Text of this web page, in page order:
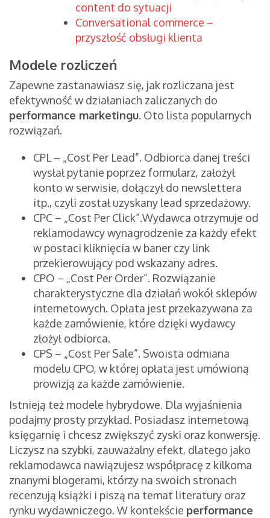
content do sytuacji
Conversational commerce –
przyszłość obsługi klienta
Modele rozliczeń
Zapewne zastanawiasz się, jak rozliczana jest
efektywność w działaniach zaliczanych do
performance marketingu. Oto lista popularnych
rozwiązań.
CPL – „Cost Per Lead”. Odbiorca danej treści
wysłał pytanie poprzez formularz, założył
konto w serwisie, dołączył do newslettera
itp., czyli został uzyskany lead sprzedażowy.
CPC – „Cost Per Click”.Wydawca otrzymuje od
reklamodawcy wynagrodzenie za każdy efekt
w postaci kliknięcia w baner czy link
przekierowujący pod wskazany adres.
CPO – „Cost Per Order”. Rozwiązanie
charakterystyczne dla działań wokół sklepów
internetowych. Opłata jest przekazywana za
każde zamówienie, które dzięki wydawcy
złożył odbiorca.
CPS – „Cost Per Sale”. Swoista odmiana
modelu CPO, w której opłata jest umówioną
prowizją za każde zamówienie.
Istnieją też modele hybrydowe. Dla wyjaśnienia
podajmy prosty przykład. Posiadasz internetową
księgarnię i chcesz zwiększyć zyski oraz konwersję.
Liczysz na szybki, zauważalny efekt, dlatego jako
reklamodawca nawiązujesz współpracę z kilkoma
znanymi blogerami, którzy na swoich stronach
recenzują książki i piszą na temat literatury oraz
rynku wydawniczego. W kontekście performance